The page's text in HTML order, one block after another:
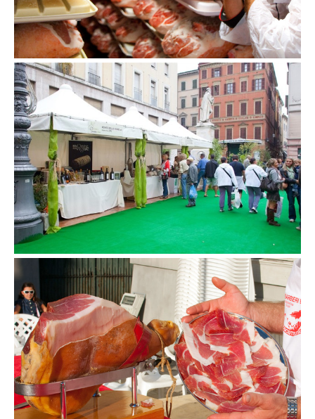
19 settembre 2010
Inaugurazione Prosciutteria in piazza
Garibaldi
18 settembre 2010
Gara di taglio a Langhirano
3 settembre 2010